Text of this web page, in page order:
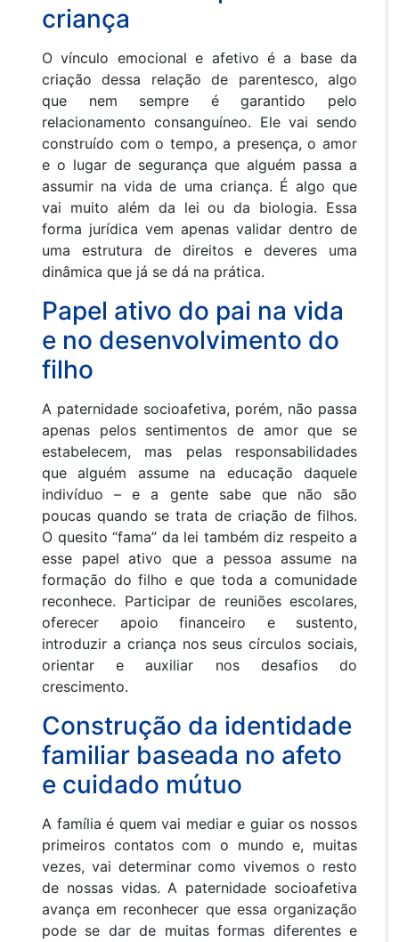
criança
O vínculo emocional e afetivo é a base da
criação dessa relação de parentesco, algo
que nem sempre é garantido pelo
relacionamento consanguíneo. Ele vai sendo
construído com o tempo, a presença, o amor
e o lugar de segurança que alguém passa a
assumir na vida de uma criança. É algo que
vai muito além da lei ou da biologia. Essa
forma jurídica vem apenas validar dentro de
uma estrutura de direitos e deveres uma
dinâmica que já se dá na prática.
Papel ativo do pai na vida
e no desenvolvimento do
filho
A paternidade socioafetiva, porém, não passa
apenas pelos sentimentos de amor que se
estabelecem, mas pelas responsabilidades
que alguém assume na educação daquele
indivíduo – e a gente sabe que não são
poucas quando se trata de criação de filhos.
O quesito “fama” da lei também diz respeito a
esse papel ativo que a pessoa assume na
formação do filho e que toda a comunidade
reconhece. Participar de reuniões escolares,
oferecer apoio financeiro e sustento,
introduzir a criança nos seus círculos sociais,
orientar e auxiliar nos desafios do
crescimento.
Construção da identidade
familiar baseada no afeto
e cuidado mútuo
A família é quem vai mediar e guiar os nossos
primeiros contatos com o mundo e, muitas
vezes, vai determinar como vivemos o resto
de nossas vidas. A paternidade socioafetiva
avança em reconhecer que essa organização
pode se dar de muitas formas diferentes e